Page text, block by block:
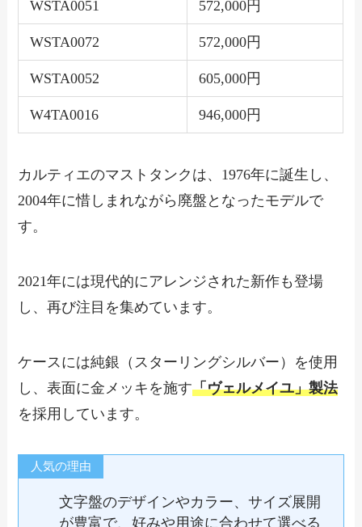
WSTA0051 572,000円
WSTA0072 572,000円
WSTA0052 605,000円
W4TA0016 946,000円
カルティエのマストタンクは、1976年に誕生し、
2004年に惜しまれながら廃盤となったモデルで
す。
2021年には現代的にアレンジされた新作も登場
し、再び注目を集めています。
ケースには純銀（スターリングシルバー）を使用
し、表面に金メッキを施す「ヴェルメイユ」製法
を採用しています。
人気の理由
文字盤のデザインやカラー、サイズ展開
が豊富で、好みや用途に合わせて選べる